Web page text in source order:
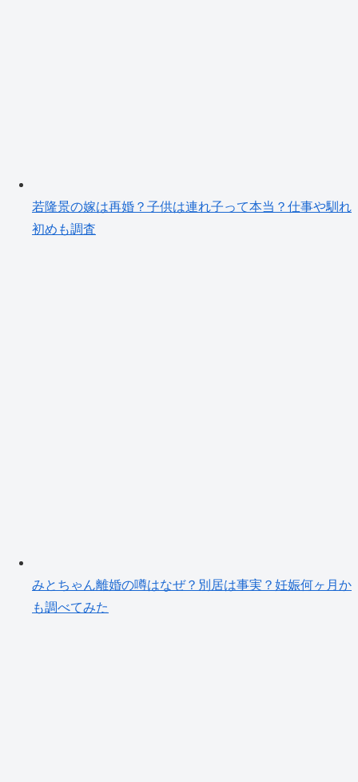
若隆景の嫁は再婚？子供は連れ子って本当？仕事や馴れ
初めも調査
みとちゃん離婚の噂はなぜ？別居は事実？妊娠何ヶ月か
も調べてみた